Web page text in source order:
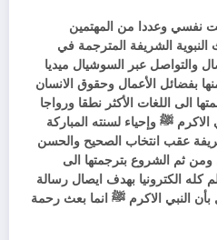
نفسي وعددا من المهتمين
الشريفة المترجمة في
والتواصل عبر السوشيال ميديا
بفضائل الأعمال وحقوق الانسان
الى اللغات الأكثر نطقا ورواجا
الاكرم ﷺ وإحياء لسنته المباركة
عقب انتخاب الصحيح والحسن
ثم الشروع بترجمتها الى
كله الكترونيا بهدف ايصال رسالة
النبي الاكرم ﷺ انما بعث رحمة